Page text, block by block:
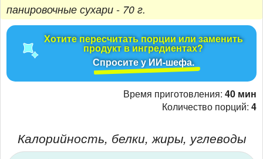
панировочные сухари - 70 г.
Хотите пересчитать порции или заменить
продукт в ингредиентах?
Спросите у ИИ-шефа.
Время приготовления: 40 мин
Количество порций: 4
Калорийность, белки, жиры, углеводы